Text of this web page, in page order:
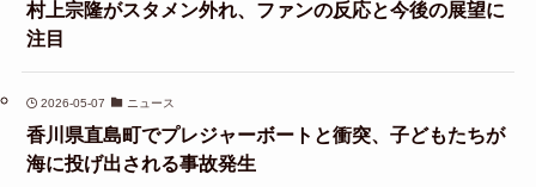
村上宗隆がスタメン外れ、ファンの反応と今後の展望に
注目
2026-05-07 ニュース
香川県直島町でプレジャーボートと衝突、子どもたちが
海に投げ出される事故発生